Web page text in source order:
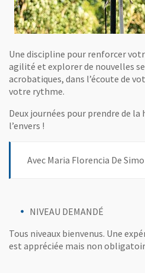
Une discipline pour renforcer
agilité et explorer de nouvelles
acrobatiques, dans l’écoute de
votre rythme.
Deux journées pour prendre de
l’envers !
Avec Maria Florencia De
NIVEAU DEMANDÉ
Tous niveaux bienvenus. Une
est appréciée mais non